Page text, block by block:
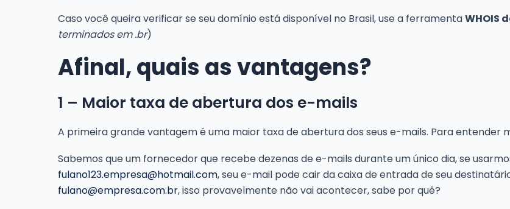
Caso você queira verificar se seu domínio está disponível no Brasil, use a ferramentaWHOIS
terminados em .br)
Afinal, quais as vantagens?
1 – Maior taxa de abertura dos e-mails
A primeira grande vantagem é uma maior taxa de abertura dos seus e-mails. Para entender
Sabemos que um fornecedor que recebe dezenas de e-mails durante um único dia, se
fulano123.empresa@hotmail.com, seu e-mail pode cair da caixa de entrada de seu
fulano@empresa.com.br, isso provavelmente não vai acontecer, sabe por quê?